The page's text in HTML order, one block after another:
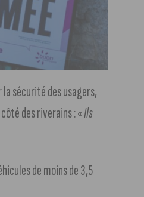
sécurité des usagers,
des riverains : «Ils
de moins de 3,5